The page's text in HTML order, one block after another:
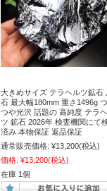
大きめサイズ テラヘルツ鉱石
石 最大幅180mm 重さ1496g
つや光沢 話題の 高純度 テラ
ツ 鉱石 2026年 検査機関にて
済み 本物保証 返品保証
通常販売価格: ¥13,200(税込)
価格: ¥13,200(税込)
在庫 1個